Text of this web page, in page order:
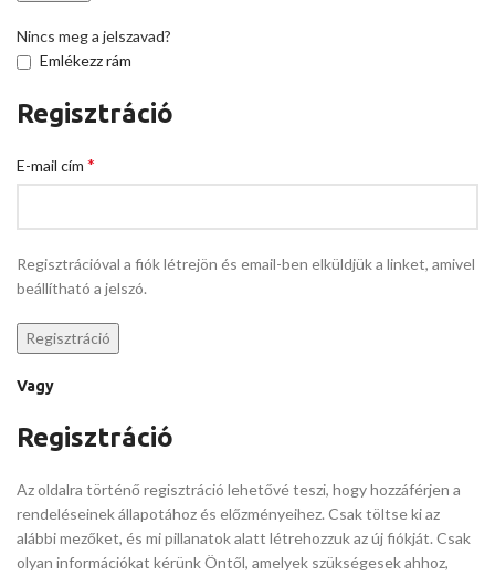
Nincs meg a jelszavad?
Emlékezz rám
Regisztráció
E-mail cím *
Regisztrációval a fiók létrejön és email-ben elküldjük a linket, amivel
beállítható a jelszó.
Regisztráció
Vagy
Regisztráció
Az oldalra történő regisztráció lehetővé teszi, hogy hozzáférjen a
rendeléseinek állapotához és előzményeihez. Csak töltse ki az
alábbi mezőket, és mi pillanatok alatt létrehozzuk az új fiókját. Csak
olyan információkat kérünk Öntől, amelyek szükségesek ahhoz,